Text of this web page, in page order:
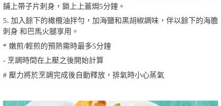
鋪上帶子片刺身，鎖上上蓋焗5分鐘。
5. 加入餘下的橄欖油拌勻，加海鹽和黑胡椒調味，伴以餘下的海膽
刺身 和巴馬火腿享用。
* 嫩煎/輕煎的預熱需時最多5分鐘
- 烹調時間在上壓之後開始計算
# 壓力將於烹調完成後自動釋放，排氣時小心蒸氣